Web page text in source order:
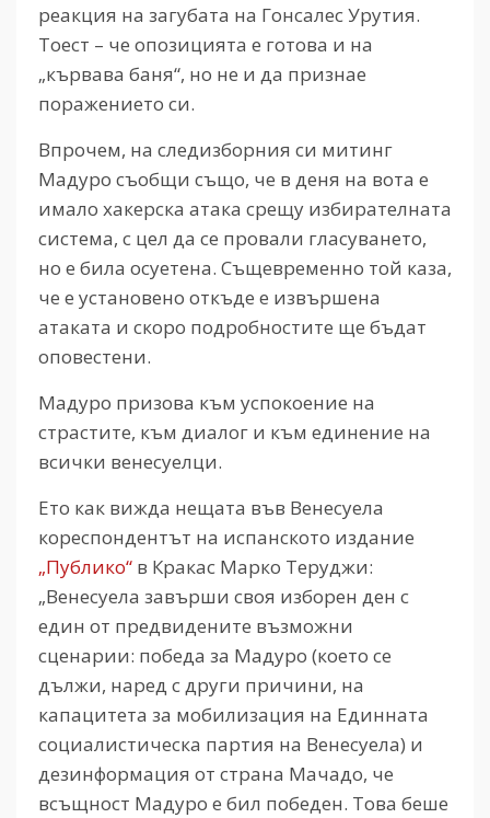
реакция на загубата на Гонсалес Урутия.
Тоест – че опозицията е готова и на
„кървава баня“, но не и да признае
поражението си.
Впрочем, на следизборния си митинг
Мадуро съобщи също, че в деня на вота е
имало хакерска атака срещу избирателната
система, с цел да се провали гласуването,
но е била осуетена. Същевременно той каза,
че е установено откъде е извършена
атаката и скоро подробностите ще бъдат
оповестени.
Мадуро призова към успокоение на
страстите, към диалог и към единение на
всички венесуелци.
Ето как вижда нещата във Венесуела
кореспондентът на испанското издание
„Публико“ в Кракас Марко Теруджи:
„Венесуела завърши своя изборен ден с
един от предвидените възможни
сценарии: победа за Мадуро (което се
дължи, наред с други причини, на
капацитета за мобилизация на Единната
социалистическа партия на Венесуела) и
дезинформация от страна Мачадо, че
всъщност Мадуро е бил победен. Това беше